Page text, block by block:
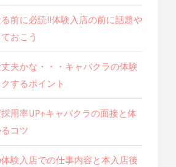
前に必読!!体験入店の前に話題や
おこう
夫かな・・・キャバクラの体験
するポイント
用率UP↑キャバクラの面接と体
コツ
験入店での仕事内容と本入店後